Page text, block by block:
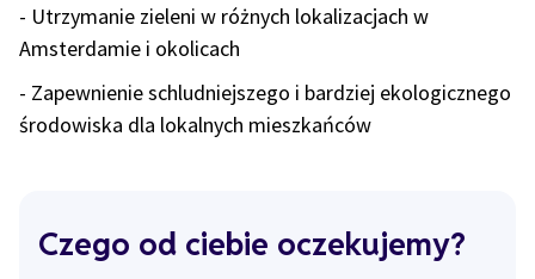
- Utrzymanie zieleni w różnych lokalizacjach w
Amsterdamie i okolicach
- Zapewnienie schludniejszego i bardziej ekologicznego
środowiska dla lokalnych mieszkańców
Czego od ciebie oczekujemy?